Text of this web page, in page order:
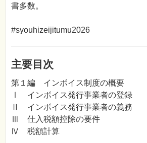
書多数。
#syouhizeijitumu2026
主要目次
第１編 インボイス制度の概要
Ⅰ インボイス発行事業者の登録
Ⅱ インボイス発行事業者の義務
Ⅲ 仕入税額控除の要件
Ⅳ 税額計算